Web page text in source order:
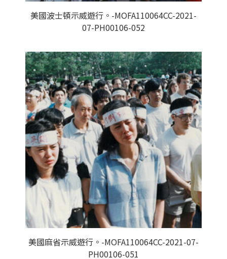
美國波士頓示威遊行。-MOFA110064CC-2021-
07-PH00106-052
美國麻省示威遊行。-MOFA110064CC-2021-07-
PH00106-051